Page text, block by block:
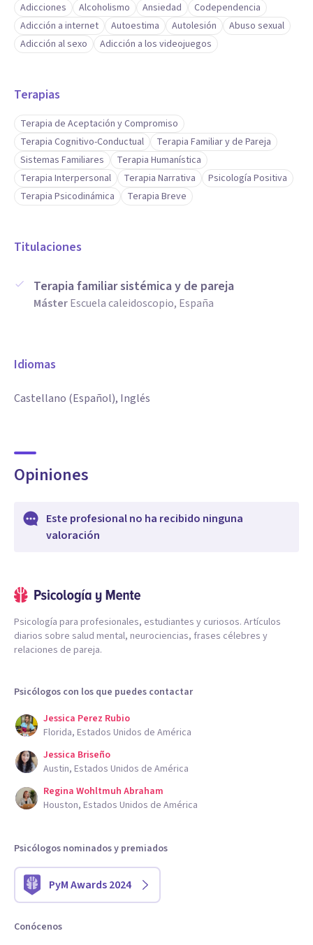
Adicciones Alcoholismo Ansiedad
Codependencia
Adicción a internet
Autoestima Autolesión
Abuso sexual
Adicción al sexo
Adicción a los videojuegos
Terapias
Terapia de Aceptación y Compromiso
Terapia Cognitivo-Conductual
Terapia Familiar y de Pareja
Sistemas Familiares
Terapia Humanística
Terapia Interpersonal
Terapia Narrativa
Psicología Positiva
Terapia Psicodinámica
Terapia Breve
Titulaciones
Terapia familiar sistémica y de pareja
MásterEscuela caleidoscopio, España
Idiomas
Castellano (Español), Inglés
Opiniones
Este profesional no ha recibido ninguna
valoración
Psicología para profesionales, estudiantes y curiosos. Artículos
diarios sobre salud mental, neurociencias, frases célebres y
relaciones de pareja.
Psicólogos con los que puedes contactar
Jessica Perez Rubio
Florida, Estados Unidos de América
Jessica Briseño
Austin, Estados Unidos de América
Regina Wohltmuh Abraham
Houston, Estados Unidos de América
Psicólogos nominados y premiados
PyM Awards 2024
Conócenos